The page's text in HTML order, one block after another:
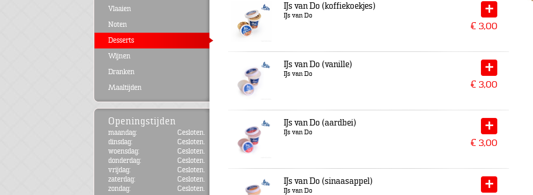
Vlaaien
Noten
Desserts
Wijnen
Dranken
Maaltijden
Openingstijden
Gesloten.
maandag:
Gesloten.
dinsdag:
Gesloten.
woensdag:
Gesloten.
donderdag:
Gesloten.
vrijdag:
Gesloten.
zaterdag:
Gesloten.
zondag:
€ 3,00
IJs van Do (koffiekoekjes)
IJs van Do
€ 3,00
IJs van Do (vanille)
IJs van Do
€ 3,00
IJs van Do (aardbei)
IJs van Do
IJs van Do (sinaasappel)
IJs van Do